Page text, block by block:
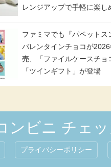
レンジアップで手軽に楽し
ファミマでも『パペットス
バレンタインチョコが
売、「ファイルケースチョ
「ツインギフト」が登場
ンビニ チェ
プライバシーポリシー